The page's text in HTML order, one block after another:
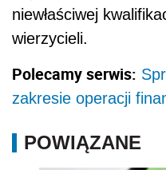
niewłaściwej
wierzycieli.
Polecamy serwis:
zakresie operacji
POWIĄZANE